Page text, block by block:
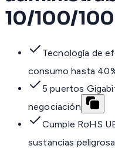
10/100/
Tecnología de
consumo hasta
5 puertos
negociación
Cumple RoHS
sustancias